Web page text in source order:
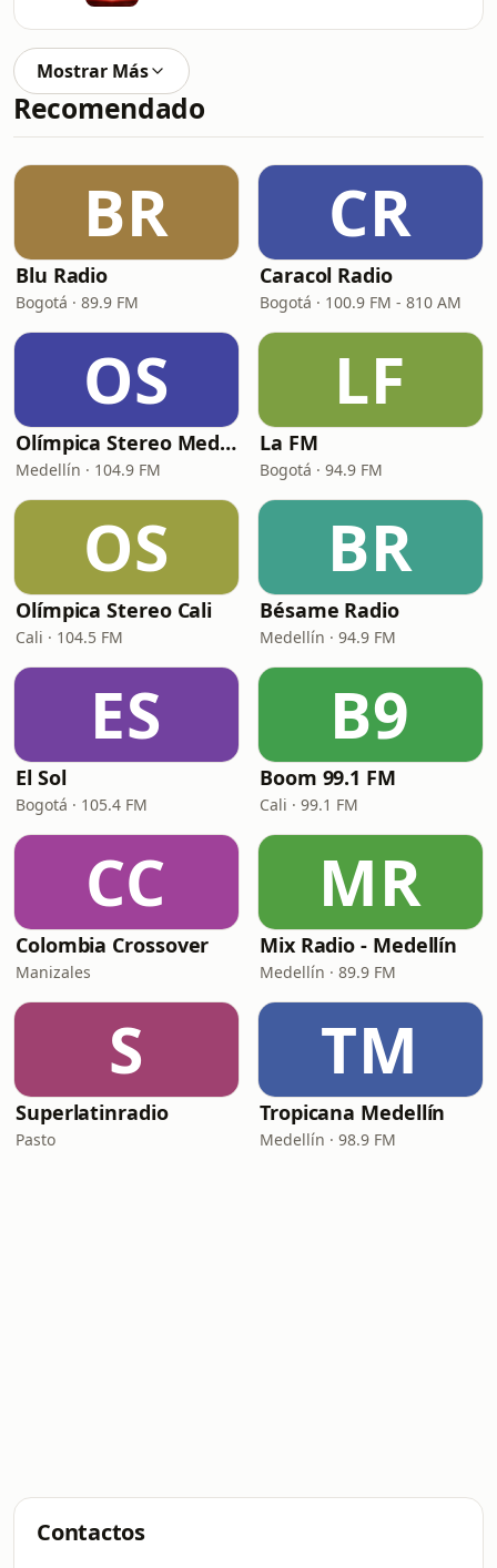
Mostrar Más
Recomendado
BR
Blu Radio
Bogotá · 89.9 FM
CR
Caracol Radio
Bogotá · 100.9 FM - 810 AM
OS
Olímpica Stereo Medellín
Medellín · 104.9 FM
LF
La FM
Bogotá · 94.9 FM
OS
Olímpica Stereo Cali
Cali · 104.5 FM
BR
Bésame Radio
Medellín · 94.9 FM
ES
El Sol
Bogotá · 105.4 FM
B9
Boom 99.1 FM
Cali · 99.1 FM
CC
Colombia Crossover
Manizales
MR
Mix Radio - Medellín
Medellín · 89.9 FM
S
Superlatinradio
Pasto
TM
Tropicana Medellín
Medellín · 98.9 FM
Contactos